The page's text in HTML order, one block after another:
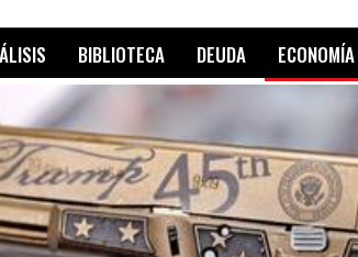
BIBLIOTECA DEUDA ECONOMÍA